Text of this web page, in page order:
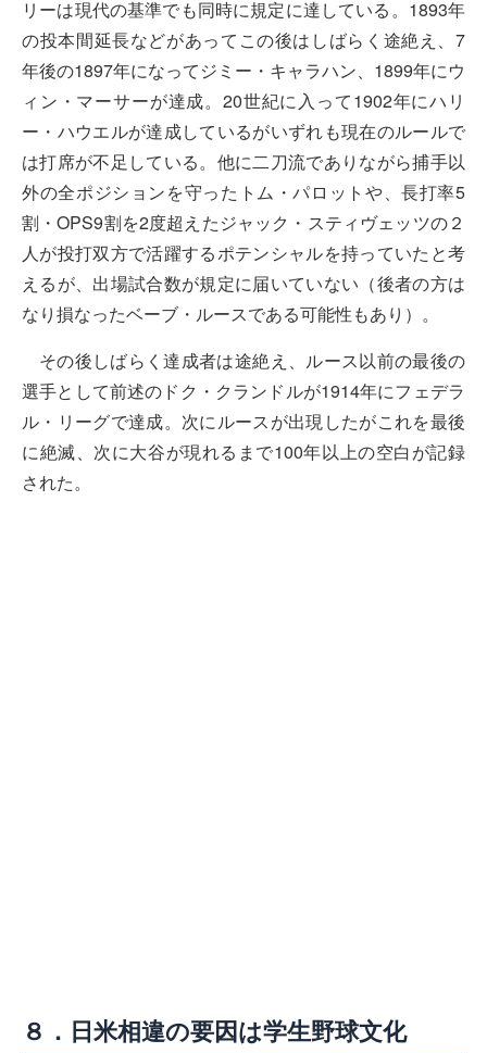
リーは現代の基準でも同時に規定に達している。1893年
の投本間延長などがあってこの後はしばらく途絶え、7
年後の1897年になってジミー・キャラハン、1899年にウ
ィン・マーサーが達成。20世紀に入って1902年にハリ
ー・ハウエルが達成しているがいずれも現在のルールで
は打席が不足している。他に二刀流でありながら捕手以
外の全ポジションを守ったトム・パロットや、長打率5
割・OPS9割を2度超えたジャック・スティヴェッツの２
人が投打双方で活躍するポテンシャルを持っていたと考
えるが、出場試合数が規定に届いていない（後者の方は
なり損なったベーブ・ルースである可能性もあり）。
その後しばらく達成者は途絶え、ルース以前の最後の
選手として前述のドク・クランドルが1914年にフェデラ
ル・リーグで達成。次にルースが出現したがこれを最後
に絶滅、次に大谷が現れるまで100年以上の空白が記録
された。
８．日米相違の要因は学生野球文化